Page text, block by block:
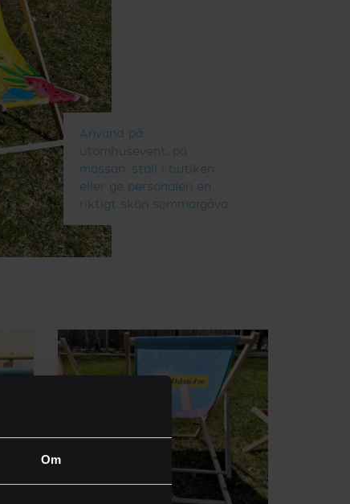
Om
Använd på
utomhusevent, på
mässan, ställ i butiken
eller ge personalen en
riktigt skön sommargåva.